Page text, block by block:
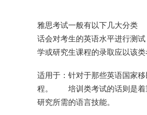
雅思考试一般有以下几大分
话会对考生的英语水平进行测
学或研究生课程的录取应以
适用于：针对于那些英语国家
程。 培训类考试的话则是着
研究所需的语言技能。